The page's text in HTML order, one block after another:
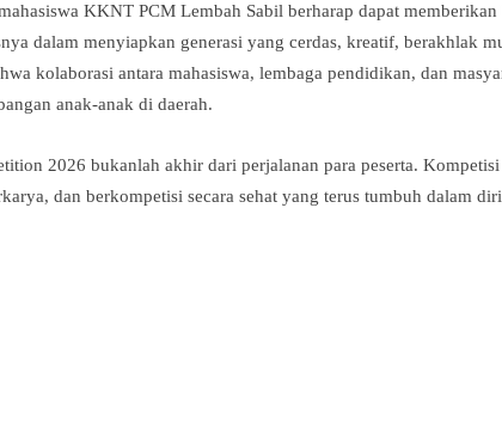
KKNT PCM Lembah Sabil berharap dapat
dalam menyiapkan generasi yang cerdas, kreatif, berakhlak
kolaborasi antara mahasiswa, lembaga pendidikan, dan
anak-anak di daerah.
2026 bukanlah akhir dari perjalanan para peserta.
dan berkompetisi secara sehat yang terus tumbuh dalam